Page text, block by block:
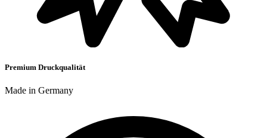
Premium Druckqualität
Made in Germany